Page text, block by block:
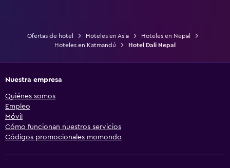
Ofertas de hotel Hoteles en Asia
Hoteles en Nepal
Hoteles en Katmandú
Hotel Dali Nepal
Nuestra empresa
Quiénes somos
Empleo
Móvil
Cómo funcionan nuestros servicios
Códigos promocionales momondo